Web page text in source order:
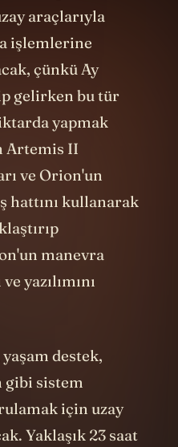
test gelecekteki
araçlarıyla
işlemlerine
çünkü Ay
gelirken bu tür
yapmak
Artemis II
ve Orion'un
kullanarak
manevra
yazılımını
destek,
gibi sistem
için uzay